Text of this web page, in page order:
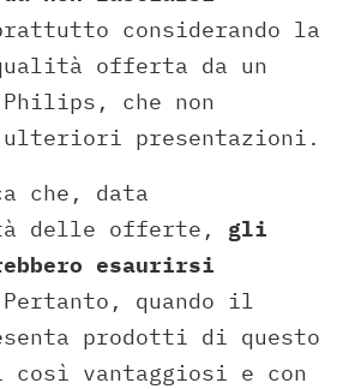
considerando la
offerta da un
Philips, che non
presentazioni.
che, data
delle offerte, gli
esaurirsi
Pertanto, quando il
prodotti di questo
vantaggiosi e con